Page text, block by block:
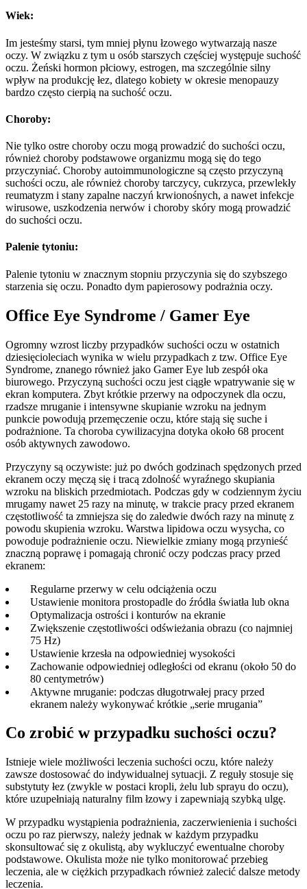
Wiek:
Im jesteśmy starsi, tym mniej płynu łzowego wytwarzają nasze
oczy. W związku z tym u osób starszych częściej występuje suchość
oczu. Żeński hormon płciowy, estrogen, ma szczególnie silny
wpływ na produkcję łez, dlatego kobiety w okresie menopauzy
bardzo często cierpią na suchość oczu.
Choroby:
Nie tylko ostre choroby oczu mogą prowadzić do suchości oczu,
również choroby podstawowe organizmu mogą się do tego
przyczyniać. Choroby autoimmunologiczne są często przyczyną
suchości oczu, ale również choroby tarczycy, cukrzyca, przewlekły
reumatyzm i stany zapalne naczyń krwionośnych, a nawet infekcje
wirusowe, uszkodzenia nerwów i choroby skóry mogą prowadzić
do suchości oczu.
Palenie tytoniu:
Palenie tytoniu w znacznym stopniu przyczynia się do szybszego
starzenia się oczu. Ponadto dym papierosowy podrażnia oczy.
Office Eye Syndrome / Gamer Eye
Ogromny wzrost liczby przypadków suchości oczu w ostatnich
dziesięcioleciach wynika w wielu przypadkach z tzw. Office Eye
Syndrome, znanego również jako Gamer Eye lub zespół oka
biurowego. Przyczyną suchości oczu jest ciągłe wpatrywanie się w
ekran komputera. Zbyt krótkie przerwy na odpoczynek dla oczu,
rzadsze mruganie i intensywne skupianie wzroku na jednym
punkcie powodują przemęczenie oczu, które stają się suche i
podrażnione. Ta choroba cywilizacyjna dotyka około 68 procent
osób aktywnych zawodowo.
Przyczyny są oczywiste: już po dwóch godzinach spędzonych przed
ekranem oczy męczą się i tracą zdolność wyraźnego skupiania
wzroku na bliskich przedmiotach. Podczas gdy w codziennym życiu
mrugamy nawet 25 razy na minutę, w trakcie pracy przed ekranem
częstotliwość ta zmniejsza się do zaledwie dwóch razy na minutę z
powodu skupienia wzroku. Warstwa lipidowa oczu wysycha, co
powoduje podrażnienie oczu. Niewielkie zmiany mogą przynieść
znaczną poprawę i pomagają chronić oczy podczas pracy przed
ekranem:
Regularne przerwy w celu odciążenia oczu
Ustawienie monitora prostopadle do źródła światła lub okna
Optymalizacja ostrości i konturów na ekranie
Zwiększenie częstotliwości odświeżania obrazu (co najmniej
75 Hz)
Ustawienie krzesła na odpowiedniej wysokości
Zachowanie odpowiedniej odległości od ekranu (około 50 do
80 centymetrów)
Aktywne mruganie: podczas długotrwałej pracy przed
ekranem należy wykonywać krótkie „serie mrugania”
Co zrobić w przypadku suchości oczu?
Istnieje wiele możliwości leczenia suchości oczu, które należy
zawsze dostosować do indywidualnej sytuacji. Z reguły stosuje się
substytuty łez (zwykle w postaci kropli, żelu lub sprayu do oczu),
które uzupełniają naturalny film łzowy i zapewniają szybką ulgę.
W przypadku wystąpienia podrażnienia, zaczerwienienia i suchości
oczu po raz pierwszy, należy jednak w każdym przypadku
skonsultować się z okulistą, aby wykluczyć ewentualne choroby
podstawowe. Okulista może nie tylko monitorować przebieg
leczenia, ale w ciężkich przypadkach również zalecić dalsze metody
leczenia.